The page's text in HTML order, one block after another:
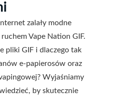
zalały modne
Vape Nation GIF.
pliki GIF i dlaczego tak
e-papierosów oraz
Wyjaśniamy
by skutecznie